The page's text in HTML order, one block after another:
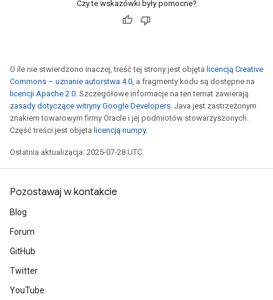
Czy te wskazówki były pomocne?
O ile nie stwierdzono inaczej, treść tej strony jest objęta licencją Creative
Commons – uznanie autorstwa 4.0, a fragmenty kodu są dostępne na
licencji Apache 2.0. Szczegółowe informacje na ten temat zawierają
zasady dotyczące witryny Google Developers. Java jest zastrzeżonym
znakiem towarowym firmy Oracle i jej podmiotów stowarzyszonych.
Część treści jest objęta licencją numpy.
Ostatnia aktualizacja: 2025-07-28 UTC.
Pozostawaj w kontakcie
Blog
Forum
GitHub
Twitter
YouTube